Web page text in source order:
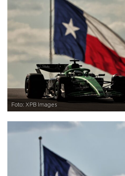
Foto: XPB Images